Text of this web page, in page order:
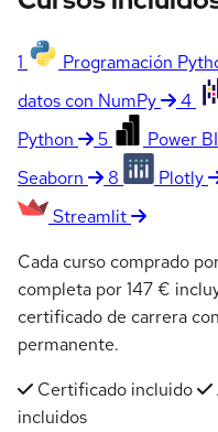
1 Programación
datos con NumPy
4
Python
5 Power BI
Seaborn
8 Plotly
Streamlit
Cada curso comprado
completa por 147 €
certificado de carrera
permanente.
Certificado incluido
incluidos